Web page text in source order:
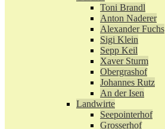
Toni Brandl
Anton Naderer
Alexander Fuchs
Sigi Klein
Sepp Keil
Xaver Sturm
Obergrashof
Johannes Rutz
An der Isen
Landwirte
Seepointerhof
Grosserhof